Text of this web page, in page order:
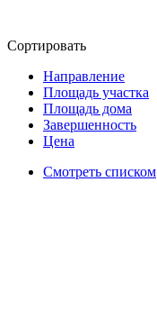
Сортировать
Направление
Площадь участка
Площадь дома
Завершенность
Цена
Смотреть списком